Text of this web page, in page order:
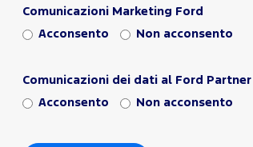
Comunicazioni Marketing Ford
Acconsento Non acconsento
Comunicazioni dei dati al Ford
Acconsento Non acconsento